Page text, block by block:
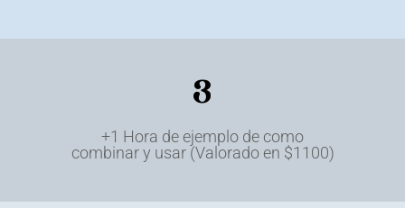
3
+1 Hora de ejemplo de como
combinar y usar (Valorado en $1100)